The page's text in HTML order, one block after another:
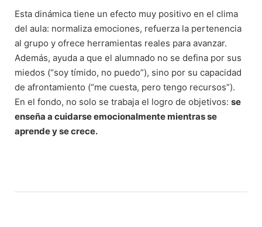
Esta dinámica tiene un efecto muy positivo en el clima
del aula: normaliza emociones, refuerza la pertenencia
al grupo y ofrece herramientas reales para avanzar.
Además, ayuda a que el alumnado no se defina por sus
miedos (“soy tímido, no puedo”), sino por su capacidad
de afrontamiento (“me cuesta, pero tengo recursos”).
En el fondo, no solo se trabaja el logro de objetivos: se
enseña a cuidarse emocionalmente mientras se
aprende y se crece.